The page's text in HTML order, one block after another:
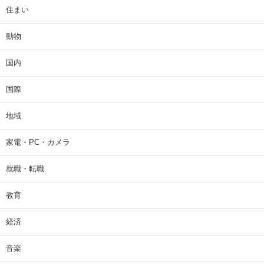
住まい
動物
国内
国際
地域
家電・PC・カメラ
就職・転職
教育
経済
音楽